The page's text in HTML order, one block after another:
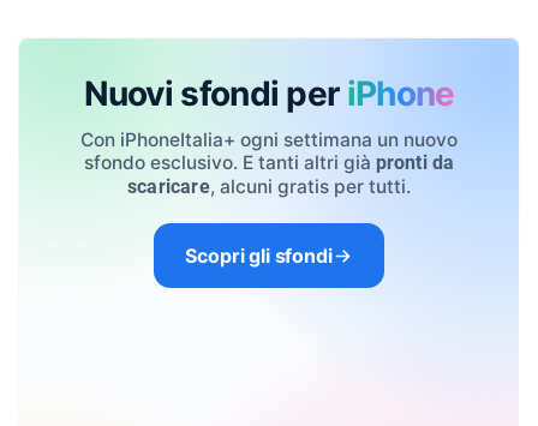
Nuovi sfondi per iPhone
Con iPhoneItalia+ ogni settimana un nuovo
sfondo esclusivo. E tanti altri già pronti da
scaricare, alcuni gratis per tutti.
Scopri gli sfondi